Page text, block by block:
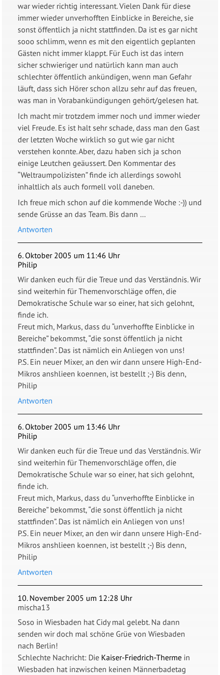
war wieder richtig interessant. Vielen Dank für diese
immer wieder unverhofften Einblicke in Bereiche, sie
sonst öffentlich ja nicht stattfinden. Da ist es gar nicht
sooo schlimm, wenn es mit den eigentlich geplanten
Gästen nicht immer klappt. Für Euch ist das intern
sicher schwieriger und natürlich kann man auch
schlechter öffentlich ankündigen, wenn man Gefahr
läuft, dass sich Hörer schon allzu sehr auf das freuen,
was man in Vorabankündigungen gehört/gelesen hat.
Ich macht mir trotzdem immer noch und immer wieder
viel Freude. Es ist halt sehr schade, dass man den Gast
der letzten Woche wirklich so gut wie gar nicht
verstehen konnte. Aber, dazu haben sich ja schon
einige Leutchen geäussert. Den Kommentar des
“Weltraumpolizisten” finde ich allerdings sowohl
inhaltlich als auch formell voll daneben.
Ich freue mich schon auf die kommende Woche :-)) und
sende Grüsse an das Team. Bis dann …
Antworten
6. Oktober 2005 um 11:46 Uhr
Philip
Wir danken euch für die Treue und das Verständnis. Wir
sind weiterhin für Themenvorschläge offen, die
Demokratische Schule war so einer, hat sich gelohnt,
finde ich.
Freut mich, Markus, dass du “unverhoffte Einblicke in
Bereiche” bekommst, “die sonst öffentlich ja nicht
stattfinden”. Das ist nämlich ein Anliegen von uns!
P.S. Ein neuer Mixer, an den wir dann unsere High-End-
Mikros anshlieen koennen, ist bestellt ;-) Bis denn,
Philip
Antworten
6. Oktober 2005 um 13:46 Uhr
Philip
Wir danken euch für die Treue und das Verständnis. Wir
sind weiterhin für Themenvorschläge offen, die
Demokratische Schule war so einer, hat sich gelohnt,
finde ich.
Freut mich, Markus, dass du “unverhoffte Einblicke in
Bereiche” bekommst, “die sonst öffentlich ja nicht
stattfinden”. Das ist nämlich ein Anliegen von uns!
P.S. Ein neuer Mixer, an den wir dann unsere High-End-
Mikros anshlieen koennen, ist bestellt ;-) Bis denn,
Philip
Antworten
10. November 2005 um 12:28 Uhr
mischa13
Soso in Wiesbaden hat Cidy mal gelebt. Na dann
senden wir doch mal schöne Grüe von Wiesbaden
nach Berlin!
Schlechte Nachricht: Die Kaiser-Friedrich-Therme in
Wiesbaden hat inzwischen keinen Männerbadetag